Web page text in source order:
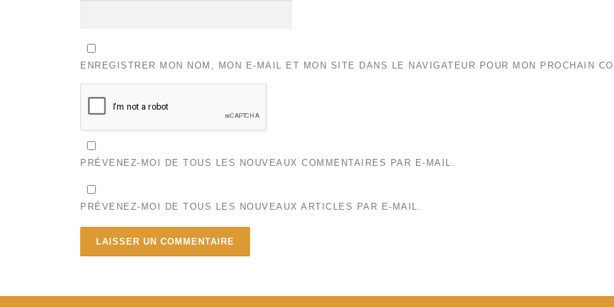
ENREGISTRER MON NOM, MON E-MAIL ET MON SITE DANS LE NAVIGATEUR POUR MON PROCHAIN
PRÉVENEZ-MOI DE TOUS LES NOUVEAUX COMMENTAIRES PAR E-MAIL.
PRÉVENEZ-MOI DE TOUS LES NOUVEAUX ARTICLES PAR E-MAIL.